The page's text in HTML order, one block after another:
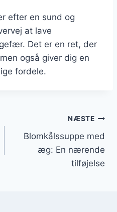
efter en sund og
at lave
Det er en ret, der
også giver dig en
fordele.
NÆSTE
Blomkålssuppe med
æg: En nærende
tilføjelse